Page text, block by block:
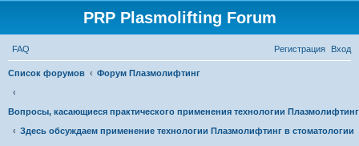
PRP Plasmolifting Forum
FAQ Вход
Регистрация
Список форумов Форум Плазмолифтинг
Вопросы, касающиеся практического применения технологии Плазмолифтинг
Здесь обсуждаем применение технологии Плазмолифтинг в стоматологии